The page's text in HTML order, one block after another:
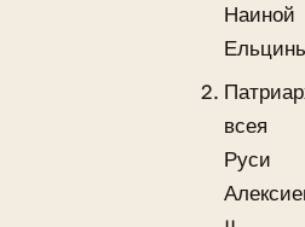
Наиной
всея
Руси